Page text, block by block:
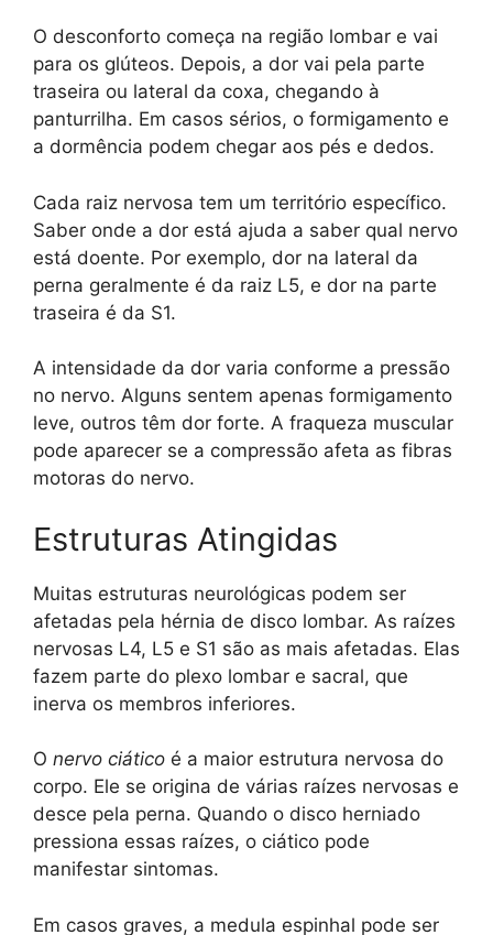
O desconforto começa na região lombar e vai
para os glúteos. Depois, a dor vai pela parte
traseira ou lateral da coxa, chegando à
panturrilha. Em casos sérios, o formigamento e
a dormência podem chegar aos pés e dedos.
Cada raiz nervosa tem um território específico.
Saber onde a dor está ajuda a saber qual nervo
está doente. Por exemplo, dor na lateral da
perna geralmente é da raiz L5, e dor na parte
traseira é da S1.
A intensidade da dor varia conforme a pressão
no nervo. Alguns sentem apenas formigamento
leve, outros têm dor forte. A fraqueza muscular
pode aparecer se a compressão afeta as fibras
motoras do nervo.
Estruturas Atingidas
Muitas estruturas neurológicas podem ser
afetadas pela hérnia de disco lombar. As raízes
nervosas L4, L5 e S1 são as mais afetadas. Elas
fazem parte do plexo lombar e sacral, que
inerva os membros inferiores.
O nervo ciático é a maior estrutura nervosa do
corpo. Ele se origina de várias raízes nervosas e
desce pela perna. Quando o disco herniado
pressiona essas raízes, o ciático pode
manifestar sintomas.
Em casos graves, a medula espinhal pode ser